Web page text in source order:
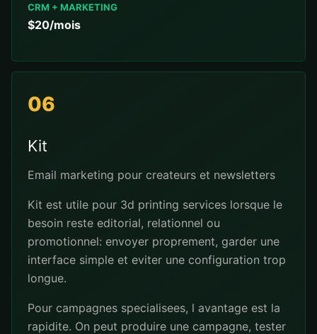
CRM + MARKETING
$20/mois
06
Kit
Email marketing pour createurs et newsletters
Kit est utile pour 3d printing services lorsque le
besoin reste editorial, relationnel ou
promotionnel: envoyer proprement, garder une
interface simple et eviter une configuration trop
longue.
Pour campagnes specialisees, l avantage est la
rapidite. On peut produire une campagne, tester